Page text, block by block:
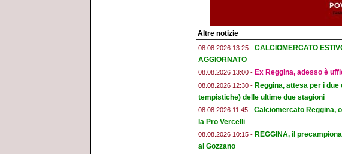
Altre notizie
08.08.2026 13:25 - CALCIOMERCATO
AGGIORNATO
08.08.2026 13:00 - Ex Reggina, adesso è
08.08.2026 12:30 - Reggina, attesa per i
tempistiche) delle ultime due stagioni
08.08.2026 11:45 - Calciomercato Reggina,
la Pro Vercelli
08.08.2026 10:15 - REGGINA, il
al Gozzano